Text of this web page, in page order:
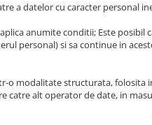
a datelor cu caracter personal
anumite conditii; Este posibil
personal) si sa continue in
o modalitate structurata, folosita
catre alt operator de date, in